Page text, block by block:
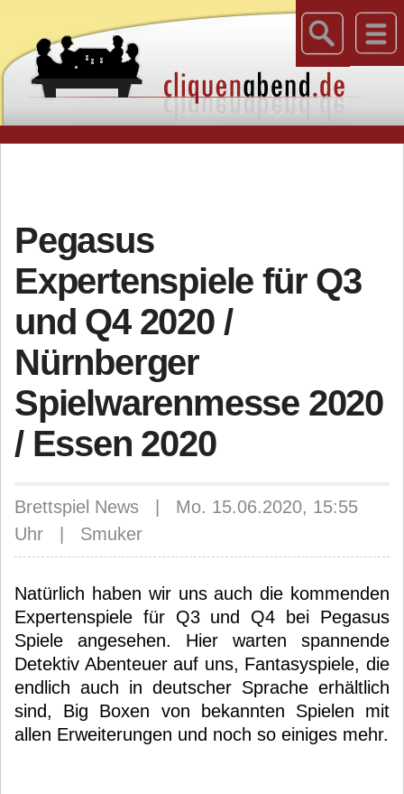
Pegasus
Expertenspiele für Q3
und Q4 2020 /
Nürnberger
Spielwarenmesse 2020
/ Essen 2020
Brettspiel News | Mo. 15.06.2020, 15:55
Uhr | Smuker
Natürlich haben wir uns auch die kommenden
Expertenspiele für Q3 und Q4 bei Pegasus
Spiele angesehen. Hier warten spannende
Detektiv Abenteuer auf uns, Fantasyspiele, die
endlich auch in deutscher Sprache erhältlich
sind, Big Boxen von bekannten Spielen mit
allen Erweiterungen und noch so einiges mehr.